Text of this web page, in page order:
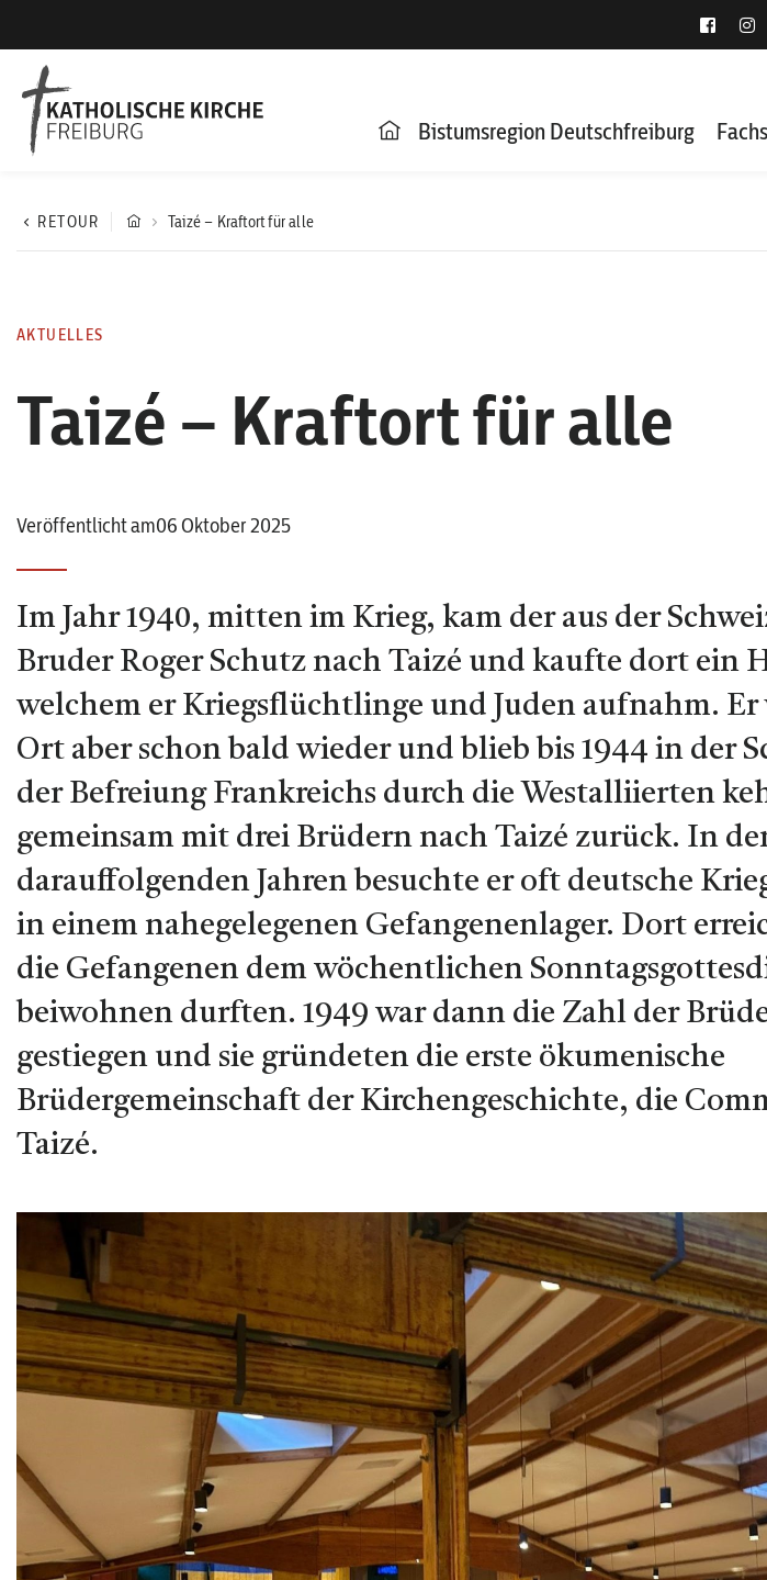
Bistumsregion Deutschfreiburg
RETOUR Taizé – Kraftort für alle
AKTUELLES
Taizé – Kraftort für alle
Veröffentlicht am06 Oktober 2025
Im Jahr 1940, mitten im Krieg, kam der aus der
Bruder Roger Schutz nach Taizé und kaufte dort ein
welchem er Kriegsflüchtlinge und Juden aufnahm. Er
Ort aber schon bald wieder und blieb bis 1944 in der
der Befreiung Frankreichs durch die Westalliierten
gemeinsam mit drei Brüdern nach Taizé zurück. In
darauffolgenden Jahren besuchte er oft deutsche
in einem nahegelegenen Gefangenenlager. Dort
die Gefangenen dem wöchentlichen
beiwohnen durften. 1949 war dann die Zahl der
gestiegen und sie gründeten die erste ökumenische
Brüdergemeinschaft der Kirchengeschichte, die
Taizé.